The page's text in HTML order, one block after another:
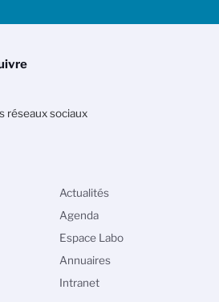
réseaux sociaux
Actualités
Agenda
Espace Labo
Annuaires
Intranet
du CNRS est élaborée en